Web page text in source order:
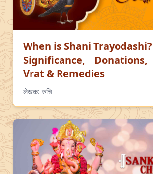
When is Shani
Significance,
Vrat & Remedies
लेखक: रुचि